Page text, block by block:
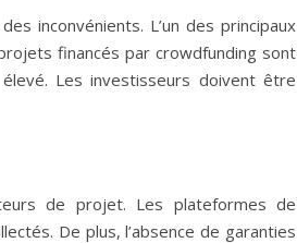
inconvénients. L’un des principaux
financés par crowdfunding sont
Les investisseurs doivent être
de projet. Les plateformes de
De plus, l’absence de garanties